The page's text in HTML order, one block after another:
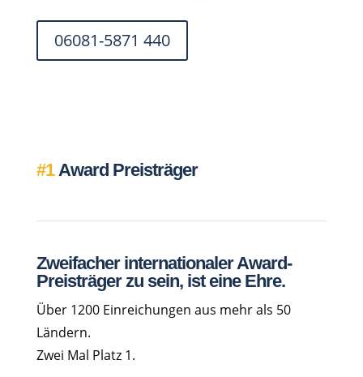
06081-5871 440
#1Award Preisträger
Zweifacher internationaler Award-
Preisträger zu sein, ist eine Ehre.
Über 1200 Einreichungen aus mehr als 50
Ländern.
Zwei Mal Platz 1.